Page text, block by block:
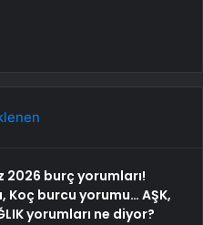
2026 burç yorumları!
Koç burcu yorumu… AŞK,
yorumları ne diyor?